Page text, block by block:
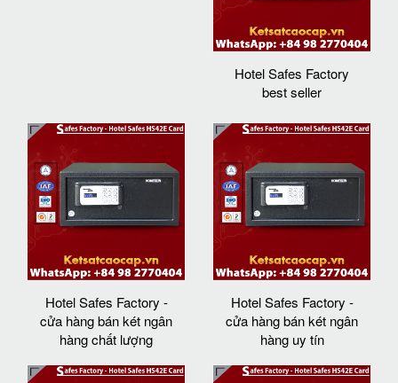
Hotel Safes Factory
best seller
Hotel Safes Factory -
cửa hàng bán két ngân
hàng chất lượng
Hotel Safes Factory -
cửa hàng bán két ngân
hàng uy tín